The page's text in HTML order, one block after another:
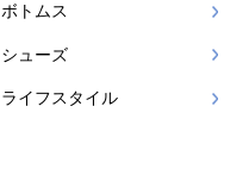
ボトムス
シューズ
ライフスタイル